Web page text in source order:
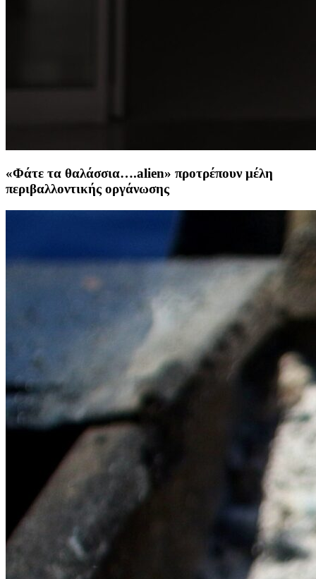
«Φάτε τα θαλάσσια….alien» προτρέπουν μέλη
περιβαλλοντικής οργάνωσης